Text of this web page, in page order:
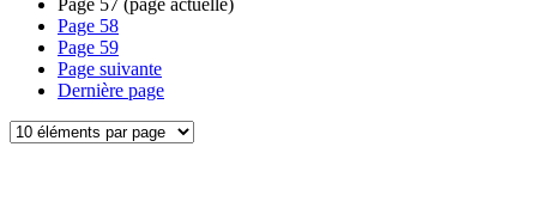
Page 57 (page actuelle)
Page 58
Page 59
Page suivante
Dernière page